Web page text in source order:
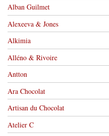
Alban Guilmet
Alexeeva & Jones
Alkimia
Alléno & Rivoire
Antton
Ara Chocolat
Artisan du Chocolat
Atelier C